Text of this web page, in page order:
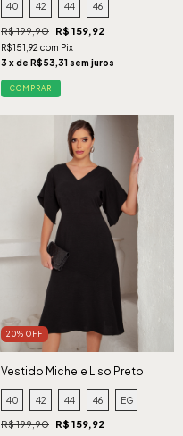
40 42 44 46
R$ 199,90 R$ 159,92
R$151,92 com Pix
3 x de R$53,31 sem juros
COMPRAR
20% OFF
Vestido Michele Liso Preto
40 42 44 46 EG
R$ 199,90 R$ 159,92